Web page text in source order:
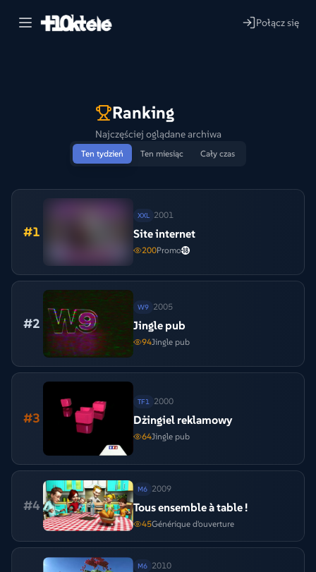
Połącz się
Ranking
Najczęściej oglądane archiwa
Ten tydzień Ten miesiąc Cały czas
#1
XXL 2001
Site internet
200Promo
#2
W9 2005
Jingle pub
94Jingle pub
#3
TF1 2000
Dżingiel reklamowy
64Jingle pub
#4
M6 2009
Tous ensemble à table !
45Générique d'ouverture
M6 2010